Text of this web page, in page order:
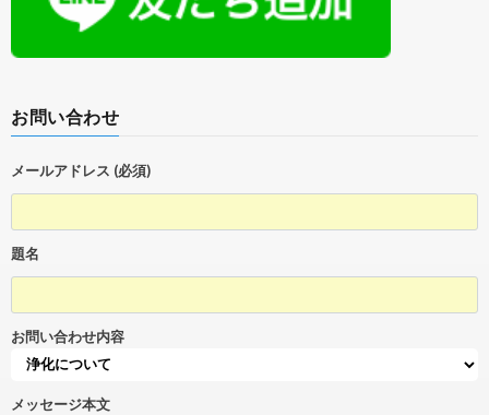
お問い合わせ
メールアドレス (必須)
題名
お問い合わせ内容
メッセージ本文